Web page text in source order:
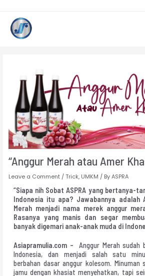
“Anggur Merah atau Amer
Leave a Comment / Trick, UMKM / By ASPRA
“Siapa nih Sobat ASPRA yang bertanya-
Indonesia itu apa? Jawabannya adalah
Merah menjadi nama merek anggur
Rasanya yang manis dan segar
banyak digemari anak-anak muda di
Asiapramulia.com –
Anggur Merah sudah
Indonesia, dan menjadi salah satu
berbahan dasar anggur kolesom.
jamu dengan khasiat menyehatkan, tapi